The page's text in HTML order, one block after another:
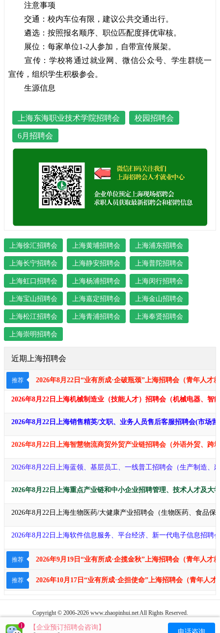
注意事项
交通：校内车位有限，建议公共交通出行。
遴选：按照报名顺序、职位匹配度择优审核。
展位：每家单位1-2人参加，自带宣传展架。
宣传：学校将通过就业网、微信公众号、学生群统一
宣传，组织学生积极参会。
生源信息
上海东海职业技术学院招聘会 校园招聘会
6月招聘会
上海徐汇招聘会 上海黄埔招聘会 上海浦东招聘会
上海长宁招聘会 上海静安招聘会 上海普陀招聘会
上海虹口招聘会 上海杨浦招聘会 上海闵行招聘会
上海宝山招聘会 上海嘉定招聘会 上海金山招聘会
上海松江招聘会 上海青浦招聘会 上海奉贤招聘会
上海崇明招聘会
近期上海招聘会
推荐 2026年8月22日“业有所成·企破瓶颈​​​”上海招聘会（青年人才
2026年8月22日上海机械制造业（技能人才）招聘会（机械电器、智
2026年8月22日上海销售精英/文职、业务人员售后客服招聘会(市场
2026年8月22日上海智慧物流商贸外贸产业链招聘会（外语外贸、跨
2026年8月22日上海蓝领、基层员工、一线普工招聘会（生产制造、
2026年8月22日上海重点产业链和中小企业招聘管理、技术人才及大
2026年8月22日上海生物医药/大健康产业招聘会（生物医药、食品保
2026年8月22日上海软件信息服务、平台经济、新一代电子信息招聘
推荐 2026年9月19日“业有所成·企揽金秋​​​​”上海招聘会（青年人才
推荐 2026年10月17日“业有所成·企担使命​​​​​”上海招聘会（青年人
Copyright © 2006-2026 www.zhaopinhui.net All Rights Reserved.
大学生招聘会 所刊载信息如有侵犯您的权益，请联系我们进行改正或删除E-mail：
【企业预订招聘会咨询】